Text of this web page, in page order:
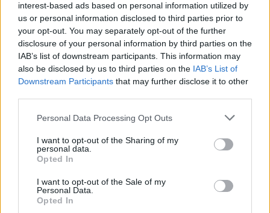
interest-based ads based on personal information utilized by
us or personal information disclosed to third parties prior to
your opt-out. You may separately opt-out of the further
disclosure of your personal information by third parties on the
IAB’s list of downstream participants. This information may
also be disclosed by us to third parties on the IAB’s List of
Downstream Participants that may further disclose it to other
Please note that this website/app uses one or more Google
not limited to your visit or usage behaviour. You may click to
grant or deny consent to Google and its third-party tags to
use your data for below specified purposes in below Google
consent section.
Personal Data Processing Opt Outs
I want to opt-out of the Sharing of my
personal data.
Opted In
I want to opt-out of the Sale of my
Personal Data.
Opted In
Bagajul de mana in luna de miere
Indiferent ca veti calatori cu avionul, cu trenul, cu
autocarul sau cu masina personala, intotdeauna
este intelept sa aveti un bagaj de mana cu strictul
voastra. Atentie: nu vorbim despre poseta sau
borseta cu acte!
• Bagajul de mana trebuie sa contina cateva